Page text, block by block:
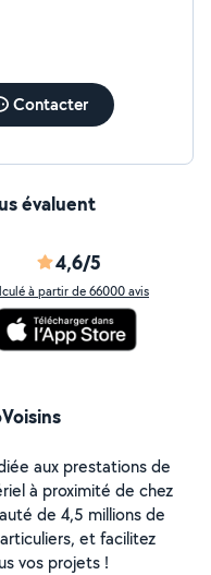
Contacter
évaluent
4,6/5
à partir de 66000 avis
aux prestations de
à proximité de chez
de 4,5 millions de
et facilitez
vos projets !